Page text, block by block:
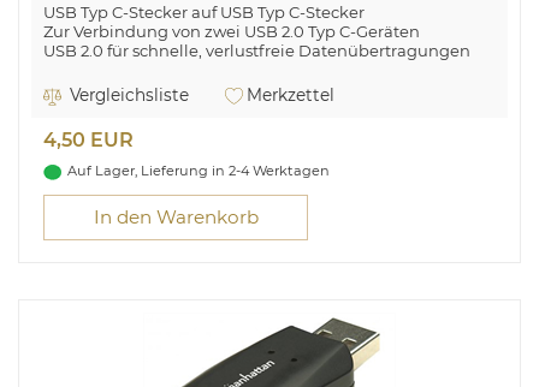
USB Typ C-Stecker auf USB Typ C-Stecker
Zur Verbindung von zwei USB 2.0 Typ C-Geräten
USB 2.0 für schnelle, verlustfreie Datenübertragungen
Geschirmt
Vergleichsliste Merkzettel
4,50 EUR
Auf Lager, Lieferung in 2-4 Werktagen
In den Warenkorb